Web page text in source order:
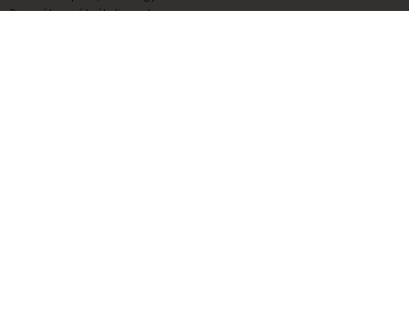
Személyes átvételi pont